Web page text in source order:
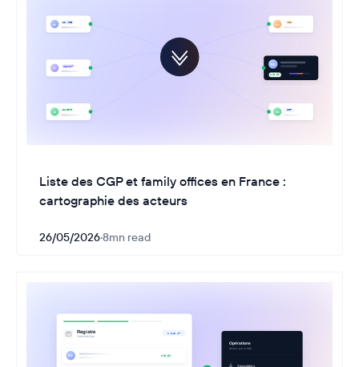
Liste des CGP et family offices en France :
cartographie des acteurs
26/05/2026·8mn read